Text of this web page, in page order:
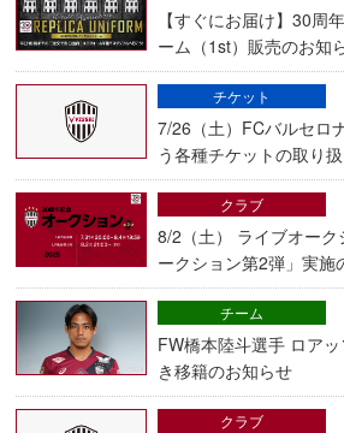
【すぐにお届け】30周
ーム（1st）販売のお知
7/26（土）FCバルセロ
う各種チケットの取り
チケット
8/2（土） ライブオー
ークション第2弾」実施
クラブ
FW橋本陸斗選手 ロア
き移籍のお知らせ
チーム
クラブ